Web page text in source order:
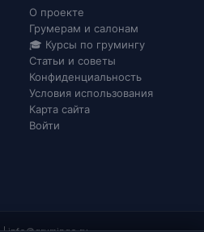
О проекте
Грумерам и салонам
🎓 Курсы по грумингу
Статьи и советы
Конфиденциальность
Условия использования
Карта сайта
Войти